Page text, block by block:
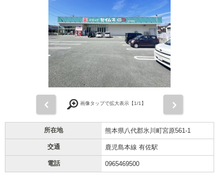
画像タップで拡大表示【1/1】
所在地 熊本県八代郡氷川町宮原561-1
交通 鹿児島本線 有佐駅
電話 0965469500